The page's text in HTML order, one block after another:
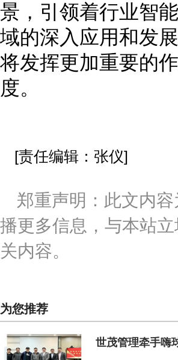
景，引领着行业智
域的深入应用和发
将发挥更加重要的
度。
[责任编辑：张仪]
郑重声明：此文内
播更多信息，与本站
关内容。
为您推荐
世茂管理牵手嗨